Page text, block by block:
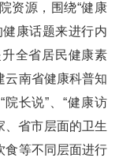
资源，围绕“健康
康话题来进行内
全省居民健康素
云南省健康科普知
长说”、“健康访
、省市层面的卫生
食等不同层面进行